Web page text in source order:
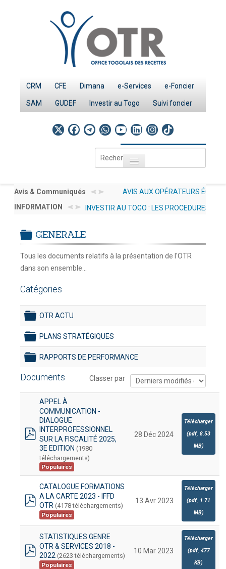
CRM CFE Dimana e-Services e-Foncier
SAM GUDEF Investir au Togo Suivi foncier
Rechercher
Toggle navigation
Page d'Accueil
Douane Togolaise
DOCUMENTATION
CONTACT
Avis & Communiqués
AVIS AUX OPÉRATEURS
ÉCONOMIQUES N°
DÉCLARATIONS À UN UNIQUE
INFORMATION
INVESTIR AU TOGO : LES
folder
GENERALE
Tous les documents relatifs à la présentation de l'OTR
dans son ensemble...
Catégories
folder
OTR ACTU
folder
PLANS STRATÉGIQUES
RAPPORTS DE PERFORMANCE
Documents Classer par
pdf
APPEL À
COMMUNICATION -
DIALOGUE
INTERPROFESSIONNEL
SUR LA FISCALITÉ 2025,
3E EDITION (1980
téléchargements)
Populaires
28 Déc 2024
Télécharger
(pdf, 8.53
MB)
pdf
CATALOGUE FORMATIONS
A LA CARTE 2023 - IFFD
OTR (4178 téléchargements)
Populaires
13 Avr 2023
Télécharger
(pdf, 1.71
MB)
pdf
STATISTIQUES GENRE
OTR & SERVICES 2018 -
2022 (2623 téléchargements)
Populaires
10 Mar 2023
Télécharger
(pdf, 477
KB)